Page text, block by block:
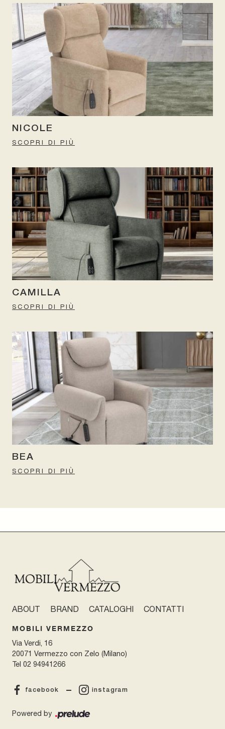
NICOLE
SCOPRI DI PIÙ
CAMILLA
SCOPRI DI PIÙ
BEA
SCOPRI DI PIÙ
ABOUT BRAND CATALOGHI CONTATTI
MOBILI VERMEZZO
Via Verdi, 16
20071 Vermezzo con Zelo (Milano)
Tel 02 94941266
facebook instagram
Powered by